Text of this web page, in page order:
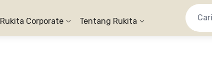
Rukita Corporate Tentang Rukita